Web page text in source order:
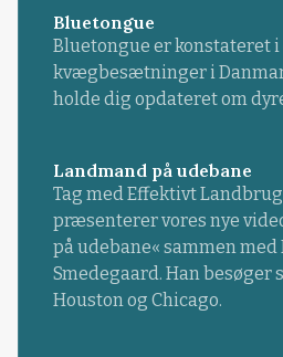
Bluetongue
Bluetongue er konstateret
kvægbesætninger i
holde dig opdateret om
Landmand på udebane
Tag med Effektivt Landbrug
præsenterer vores nye
på udebane« sammen med
Smedegaard. Han besøger
Houston og Chicago.